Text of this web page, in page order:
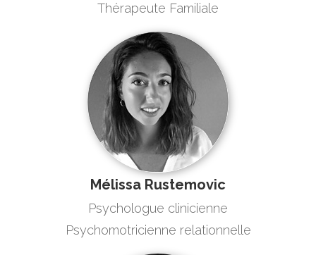
Thérapeute Familiale
Mélissa Rustemovic
Psychologue clinicienne
Psychomotricienne relationnelle